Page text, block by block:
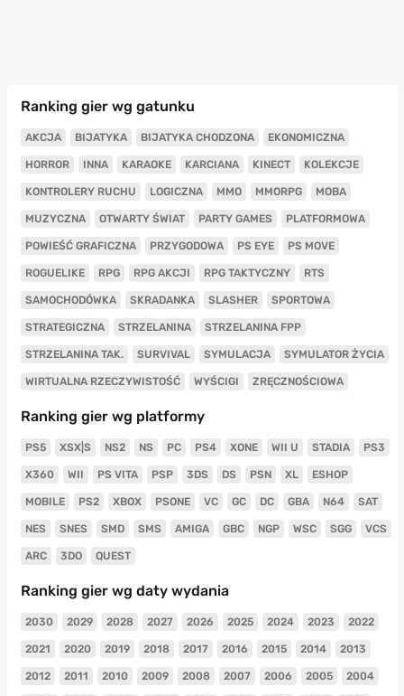
Ranking gier wg gatunku
AKCJA BIJATYKA BIJATYKA CHODZONA EKONOMICZNA
HORROR INNA KARAOKE KARCIANA KINECT KOLEKCJE
KONTROLERY RUCHU LOGICZNA MMO MMORPG MOBA
MUZYCZNA OTWARTY ŚWIAT PARTY GAMES PLATFORMOWA
POWIEŚĆ GRAFICZNA PRZYGODOWA PS EYE PS MOVE
ROGUELIKE RPG RPG AKCJI RPG TAKTYCZNY RTS
SAMOCHODÓWKA SKRADANKA SLASHER SPORTOWA
STRATEGICZNA STRZELANINA STRZELANINA FPP
STRZELANINA TAK. SURVIVAL SYMULACJA SYMULATOR ŻYCIA
WIRTUALNA RZECZYWISTOŚĆ WYŚCIGI ZRĘCZNOŚCIOWA
Ranking gier wg platformy
PS5 XSX|S NS2 NS PC PS4 XONE WII U STADIA PS3
X360 WII PS VITA PSP 3DS DS PSN XL ESHOP
MOBILE PS2 XBOX PSONE VC GC DC GBA N64 SAT
NES SNES SMD SMS AMIGA GBC NGP WSC SGG VCS
ARC 3DO QUEST
Ranking gier wg daty wydania
2030 2029 2028 2027 2026 2025 2024 2023 2022
2021 2020 2019 2018 2017 2016 2015 2014 2013
2012 2011 2010 2009 2008 2007 2006 2005 2004